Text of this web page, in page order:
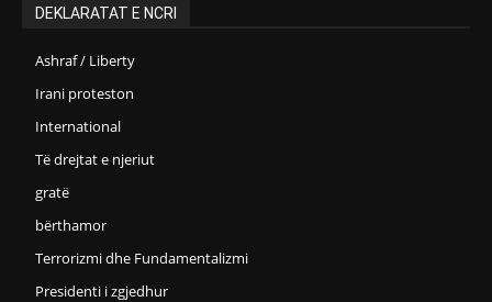
DEKLARATAT E NCRI
Ashraf / Liberty
Irani proteston
International
Të drejtat e njeriut
gratë
bërthamor
Terrorizmi dhe Fundamentalizmi
Presidenti i zgjedhur